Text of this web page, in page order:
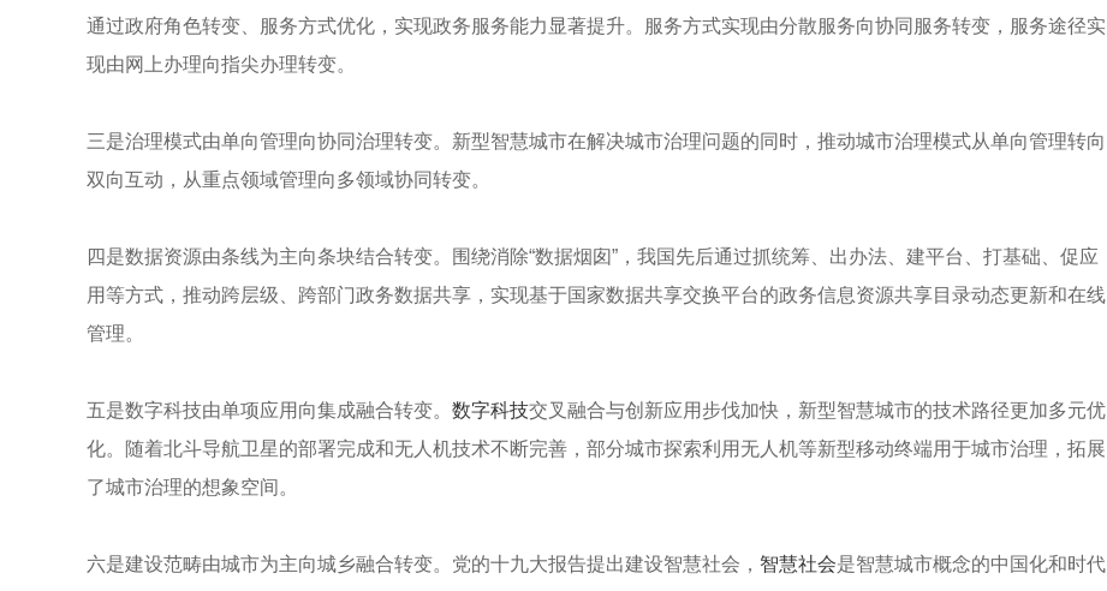
通过政府角色转变、服务方式优化，实现政务服务能力显著提升。服务方式实现由分散服务向协同服务转变，服务途径实
现由网上办理向指尖办理转变。
三是治理模式由单向管理向协同治理转变。新型智慧城市在解决城市治理问题的同时，推动城市治理模式从单向管理转向
双向互动，从重点领域管理向多领域协同转变。
四是数据资源由条线为主向条块结合转变。围绕消除“数据烟囱”，我国先后通过抓统筹、出办法、建平台、打基础、促应
用等方式，推动跨层级、跨部门政务数据共享，实现基于国家数据共享交换平台的政务信息资源共享目录动态更新和在线
管理。
五是数字科技由单项应用向集成融合转变。 数字科技交叉融合与创新应用步伐加快，新型智慧城市的技术路径更加多元优
化。随着北斗导航卫星的部署完成和无人机技术不断完善，部分城市探索利用无人机等新型移动终端用于城市治理，拓展
了城市治理的想象空间。
六是建设范畴由城市为主向城乡融合转变。党的十九大报告提出建设智慧社会， 智慧社会是智慧城市概念的中国化和时代